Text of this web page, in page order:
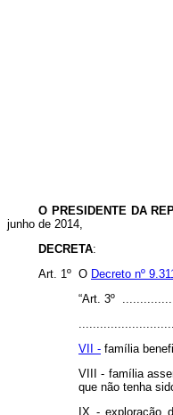
O PRESIDENTE DA
junho de 2014,
DECRETA:
Art. 1º O Decreto nº
“Art. 3º
VII - família
VIII - família
que não tenha
IX - exploração